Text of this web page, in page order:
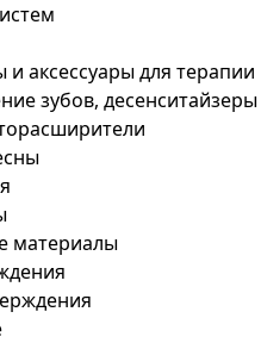
аксессуары для терапии
зубов, десенситайзеры
материалы